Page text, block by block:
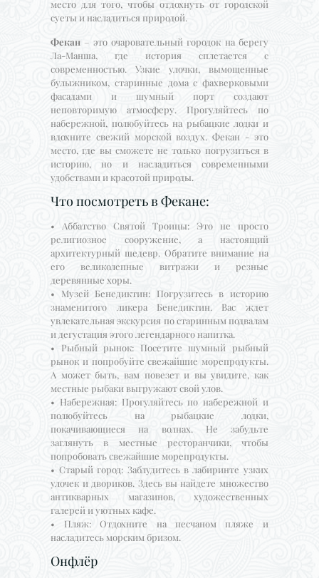
место для того, чтобы отдохнуть от городской
суеты и насладиться природой.
Фекан – это очаровательный городок на берегу
Ла-Манша, где история сплетается с
современностью. Узкие улочки, вымощенные
булыжником, старинные дома с фахверковыми
фасадами и шумный порт создают
неповторимую атмосферу. Прогуляйтесь по
набережной, полюбуйтесь на рыбацкие лодки и
вдохните свежий морской воздух. Фекан - это
место, где вы сможете не только погрузиться в
историю, но и насладиться современными
удобствами и красотой природы.
Что посмотреть в Фекане:
• Аббатство Святой Троицы: Это не просто
религиозное сооружение, а настоящий
архитектурный шедевр. Обратите внимание на
его великолепные витражи и резные
деревянные хоры.
• Музей Бенедиктин: Погрузитесь в историю
знаменитого ликера Бенедиктин. Вас ждет
увлекательная экскурсия по старинным подвалам
и дегустация этого легендарного напитка.
• Рыбный рынок: Посетите шумный рыбный
рынок и попробуйте свежайшие морепродукты.
А может быть, вам повезет и вы увидите, как
местные рыбаки выгружают свой улов.
• Набережная: Прогуляйтесь по набережной и
полюбуйтесь на рыбацкие лодки,
покачивающиеся на волнах. Не забудьте
заглянуть в местные ресторанчики, чтобы
попробовать свежайшие морепродукты.
• Старый город: Заблудитесь в лабиринте узких
улочек и двориков. Здесь вы найдете множество
антикварных магазинов, художественных
галерей и уютных кафе.
• Пляж: Отдохните на песчаном пляже и
насладитесь морским бризом.
Онфлёр